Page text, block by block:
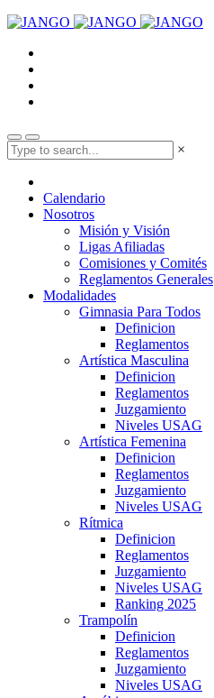
×
Calendario
Nosotros
Misión y Visión
Ligas Afiliadas
Comisiones y Comités
Reglamentos Generales
Modalidades
Gimnasia Para Todos
Definicion
Reglamentos
Artística Masculina
Definicion
Reglamentos
Juzgamiento
Niveles USAG
Artística Femenina
Definicion
Reglamentos
Juzgamiento
Niveles USAG
Rítmica
Definicion
Reglamentos
Juzgamiento
Niveles USAG
Ranking 2025
Trampolín
Definicion
Reglamentos
Juzgamiento
Niveles USAG